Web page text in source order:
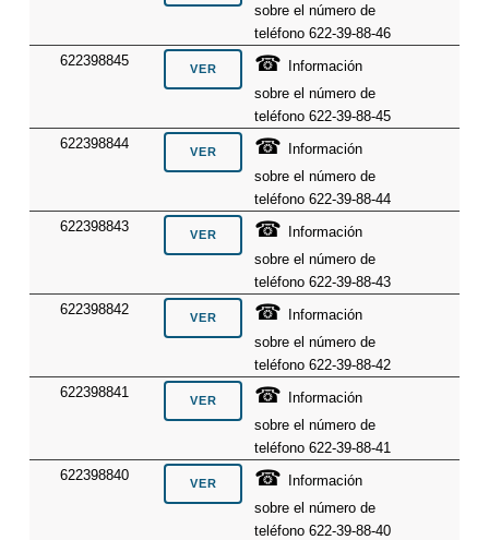
sobre el número de
teléfono 622-39-88-46
622398845
☎ Información
sobre el número de
teléfono 622-39-88-45
622398844
☎ Información
sobre el número de
teléfono 622-39-88-44
622398843
☎ Información
sobre el número de
teléfono 622-39-88-43
622398842
☎ Información
sobre el número de
teléfono 622-39-88-42
622398841
☎ Información
sobre el número de
teléfono 622-39-88-41
622398840
☎ Información
sobre el número de
teléfono 622-39-88-40